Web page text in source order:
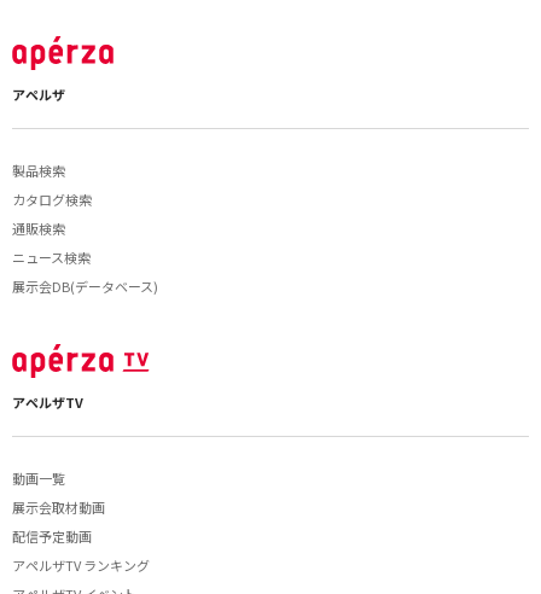
アペルザ
製品検索
カタログ検索
通販検索
ニュース検索
展示会DB(データベース)
アペルザTV
動画一覧
展示会取材動画
配信予定動画
アペルザTV ランキング